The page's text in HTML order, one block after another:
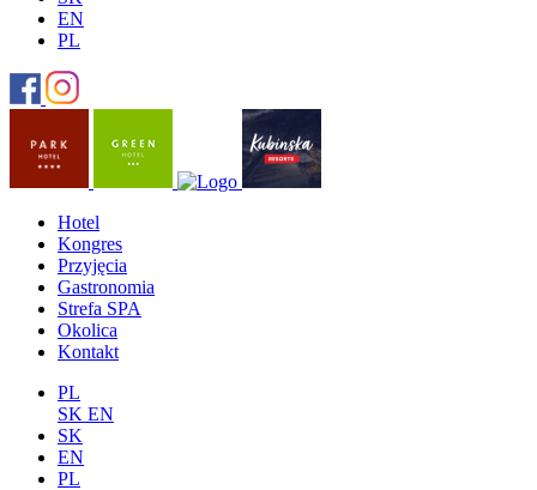
EN
PL
Hotel
Kongres
Przyjęcia
Gastronomia
Strefa SPA
Okolica
Kontakt
PL
SK EN
SK
EN
PL